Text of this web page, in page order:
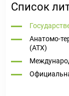
Список
Анатомо-
(ATX)